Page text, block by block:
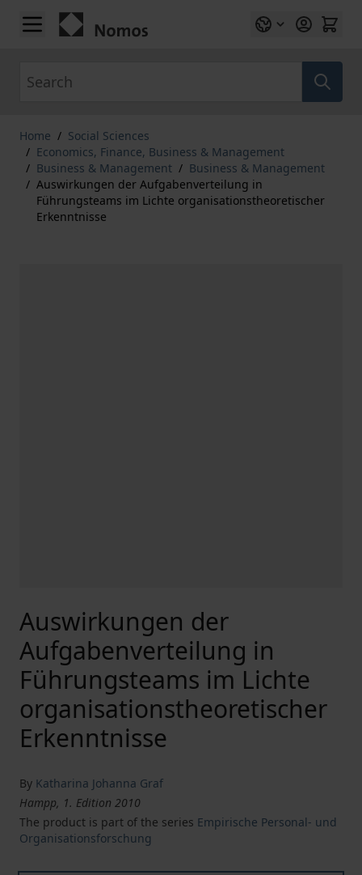
Skip to Content
Home / Social Sciences
/ Economics, Finance, Business & Management
/ Business & Management / Business & Management
/ Auswirkungen der Aufgabenverteilung in
Führungsteams im Lichte organisationstheoretischer
Erkenntnisse
Auswirkungen der
Aufgabenverteilung in
Führungsteams im Lichte
organisationstheoretischer
Erkenntnisse
By Katharina Johanna Graf
Hampp, 1. Edition 2010
The product is part of the series Empirische Personal- und
Organisationsforschung